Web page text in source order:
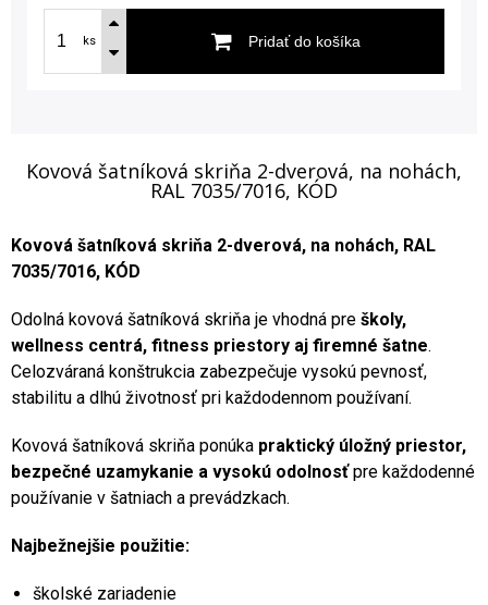
ks Pridať do košíka
Kovová šatníková skriňa 2-dverová, na nohách,
RAL 7035/7016, KÓD
Kovová šatníková skriňa 2-dverová, na nohách, RAL
7035/7016, KÓD
Odolná kovová šatníková skriňa je vhodná pre školy,
wellness centrá, fitness priestory aj firemné šatne.
Celozváraná konštrukcia zabezpečuje vysokú pevnosť,
stabilitu a dlhú životnosť pri každodennom používaní.
Kovová šatníková skriňa ponúka praktický úložný priestor,
bezpečné uzamykanie a vysokú odolnosťpre každodenné
používanie v šatniach a prevádzkach.
Najbežnejšie použitie:
školské zariadenie